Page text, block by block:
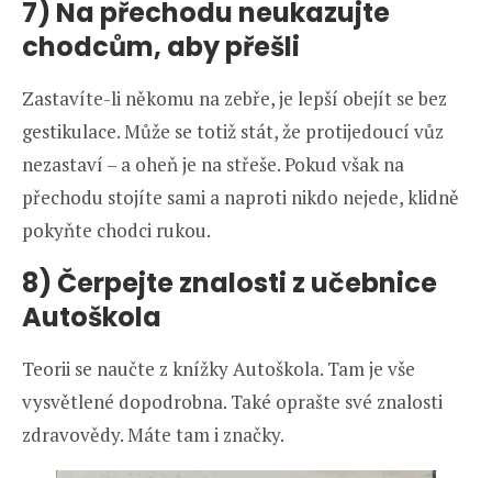
7) Na přechodu neukazujte
chodcům, aby přešli
Zastavíte-li někomu na zebře, je lepší obejít se bez
gestikulace. Může se totiž stát, že protijedoucí vůz
nezastaví – a oheň je na střeše. Pokud však na
přechodu stojíte sami a naproti nikdo nejede, klidně
pokyňte chodci rukou.
8) Čerpejte znalosti z učebnice
Autoškola
Teorii se naučte z knížky Autoškola. Tam je vše
vysvětlené dopodrobna. Také oprašte své znalosti
zdravovědy. Máte tam i značky.